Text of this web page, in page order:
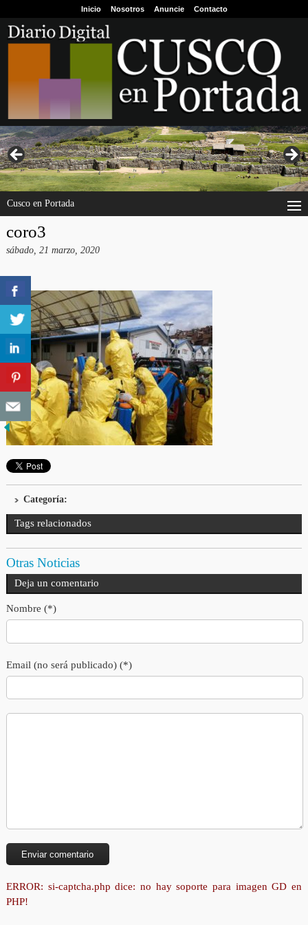
Inicio Nosotros Anuncie Contacto
Cusco en Portada
coro3
sábado, 21 marzo, 2020
Categoría:
Tags relacionados
Otras Noticias
Deja un comentario
Nombre (*)
Email (no será publicado) (*)
ERROR: si-captcha.php dice: no hay soporte para imagen GD en
PHP!